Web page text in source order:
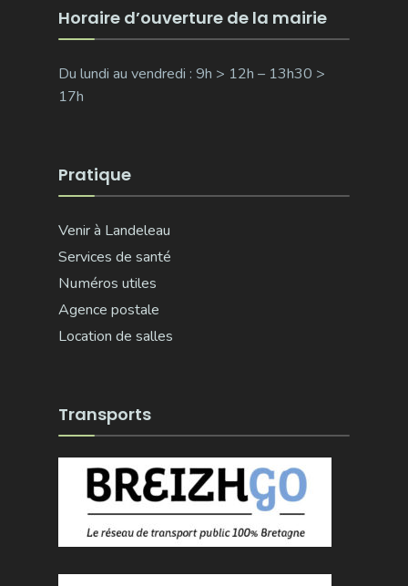
Horaire d’ouverture de la mairie
Du lundi au vendredi : 9h > 12h – 13h30 >
17h
Pratique
Venir à Landeleau
Services de santé
Numéros utiles
Agence postale
Location de salles
Transports